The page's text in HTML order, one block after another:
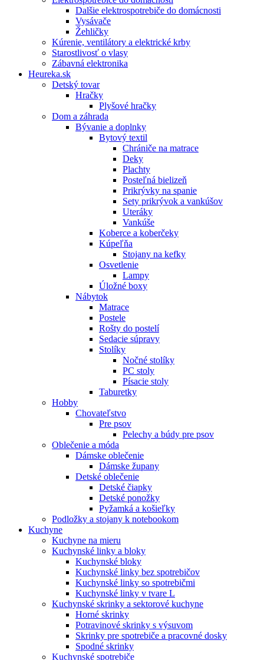
Dalšie elektrospotrebiče do domácnosti
Vysávače
Žehličky
Kúrenie, ventilátory a elektrické krby
Starostlivosť o vlasy
Zábavná elektronika
Heureka.sk
Detský tovar
Hračky
Plyšové hračky
Dom a záhrada
Bývanie a doplnky
Bytový textil
Chrániče na matrace
Deky
Plachty
Posteľná bielizeň
Prikrývky na spanie
Sety prikrývok a vankúšov
Uteráky
Vankúše
Koberce a koberčeky
Kúpeľňa
Stojany na kefky
Osvetlenie
Lampy
Úložné boxy
Nábytok
Matrace
Postele
Rošty do postelí
Sedacie súpravy
Stolíky
Nočné stolíky
PC stoly
Písacie stoly
Taburetky
Hobby
Chovateľstvo
Pre psov
Pelechy a búdy pre psov
Oblečenie a móda
Dámske oblečenie
Dámske župany
Detské oblečenie
Detské čiapky
Detské ponožky
Pyžamká a košieľky
Podložky a stojany k notebookom
Kuchyne
Kuchyne na mieru
Kuchynské linky a bloky
Kuchynské bloky
Kuchynské linky bez spotrebičov
Kuchynské linky so spotrebičmi
Kuchynské linky v tvare L
Kuchynské skrinky a sektorové kuchyne
Horné skrinky
Potravinové skrinky s výsuvom
Skrinky pre spotrebiče a pracovné dosky
Spodné skrinky
Kuchynské spotrebiče